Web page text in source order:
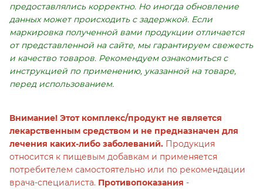
предоставлялись корректно. Но иногда обновление
данных может происходить с задержкой. Если
маркировка полученной вами продукции отличается
от представленной на сайте, мы гарантируем свежесть
и качество товаров. Рекомендуем ознакомиться с
инструкцией по применению, указанной на товаре,
перед использованием.
Внимание! Этот комплекс/продукт не является
лекарственным средством и не предназначен для
лечения каких-либо заболеваний. Продукция
относится к пищевым добавкам и применяется
потребителем самостоятельно или по рекомендации
врача-специалиста. Противопоказания -